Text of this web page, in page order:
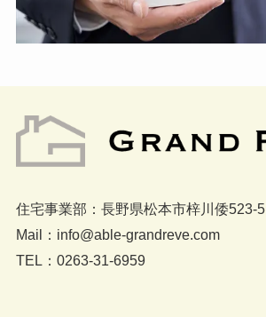
住宅事業部：長野県松本市梓川倭523-5
Mail：info@able-grandreve.com
TEL：0263-31-6959